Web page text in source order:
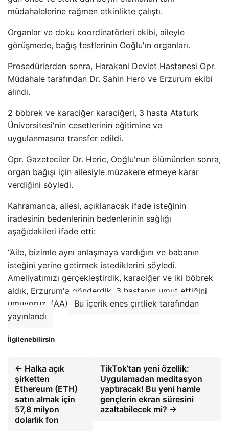
müdahalelerine rağmen etkinlikte çalıştı.
Organlar ve doku koordinatörleri ekibi, aileyle
görüşmede, bağış testlerinin Ooğlu'ın organları.
Prosedürlerden sonra, Harakani Devlet Hastanesi Opr.
Müdahale tarafından Dr. Sahin Hero ve Erzurum ekibi
alındı.
2 böbrek ve karaciğer karaciğeri, 3 hasta Ataturk
Üniversitesi'nin cesetlerinin eğitimine ve
uygulanmasına transfer edildi.
Opr. Gazeteciler Dr. Heric, Ooğlu'nun ölümünden sonra,
organ bağışı için ailesiyle müzakere etmeye karar
verdiğini söyledi.
Kahramanca, ailesi, açıklanacak ifade isteğinin
iradesinin bedenlerinin bedenlerinin sağlığı
aşağıdakileri ifade etti:
“Aile, bizimle aynı anlaşmaya vardığını ve babanın
isteğini yerine getirmek istediklerini söyledi.
Ameliyatımızı gerçekleştirdik, karaciğer ve iki böbrek
aldık, Erzurum'a gönderdik. 3 hastanın umut ettiğini
umuyoruz. (AA)
Bu içerik enes çırtliek tarafından
yayınlandı
İlgilenebilirsin
← Halka açık
şirketten
Ethereum (ETH)
satın almak için
57,8 milyon
dolarlık fon
TikTok’tan yeni özellik:
Uygulamadan meditasyon
yaptıracak! Bu yeni hamle
gençlerin ekran süresini
azaltabilecek mi? →